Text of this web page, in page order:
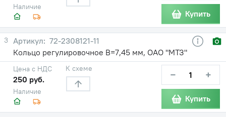
Наличие
Купить
3
72-2308121-11
Кольцо регулировочное В=7,45 мм, ОАО "МТЗ"
Наличие
Цена с НДС
250 руб.
К схеме − +
Купить